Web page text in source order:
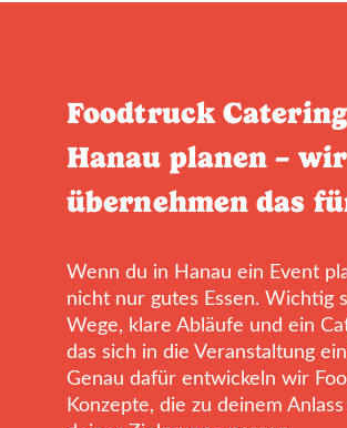
Foodtruck
Hanau planen – wir
übernehmen das
Wenn du in Hanau ein Event
nicht nur gutes Essen. Wichtig
Wege, klare Abläufe und ein
das sich in die Veranstaltung
Genau dafür entwickeln wir
Konzepte, die zu deinem Anlass